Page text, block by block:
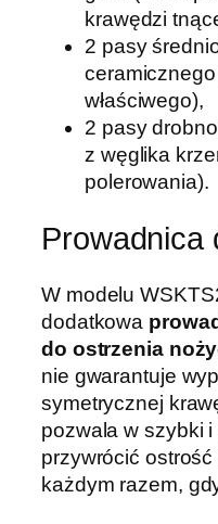
krawędzi
2 pasy
właściwego),
2 pasy
z węglika
polerowania).
Prowadnica
W modelu
dodatkowa
do ostrzenia
nie gwarantuje
symetrycznej
pozwala w szybki
przywrócić
każdym razem,